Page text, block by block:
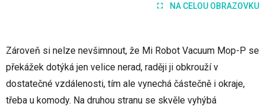
NA CELOU OBRAZOVKU
Zároveň si nelze nevšimnout, že Mi Robot Vacuum Mop-P se
překážek dotýká jen velice nerad, raději ji obkrouží v
dostatečné vzdálenosti, tím ale vynechá částečně i okraje,
třeba u komody. Na druhou stranu se skvěle vyhýbá